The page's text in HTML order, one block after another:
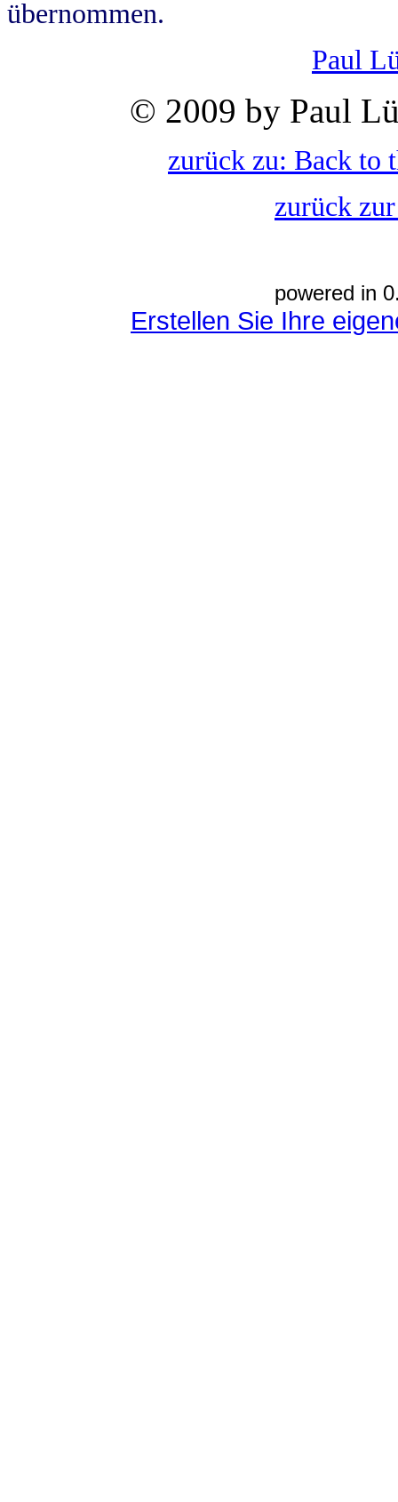
übernommen.
Paul
© 2009 by Paul
zurück zu: Back to
zurück
powered in
Erstellen Sie Ihre